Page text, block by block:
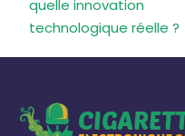
quelle innovation
technologique réelle ?